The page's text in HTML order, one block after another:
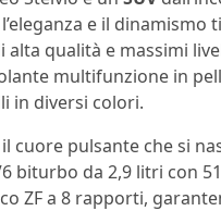
e il dinamismo
qualità e massimi
multifunzione in
in diversi colori.
cuore pulsante che si
biturbo da 2,9 litri con
ZF a 8 rapporti,